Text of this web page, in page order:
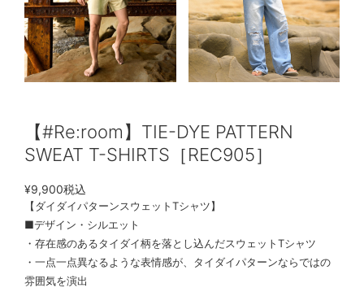
【#Re:room】TIE-DYE PATTERN
SWEAT T-SHIRTS［REC905］
¥9,900税込
【ダイダイパターンスウェットTシャツ】
■デザイン・シルエット
・存在感のあるタイダイ柄を落とし込んだスウェットTシャツ
・一点一点異なるような表情感が、タイダイパターンならではの
雰囲気を演出